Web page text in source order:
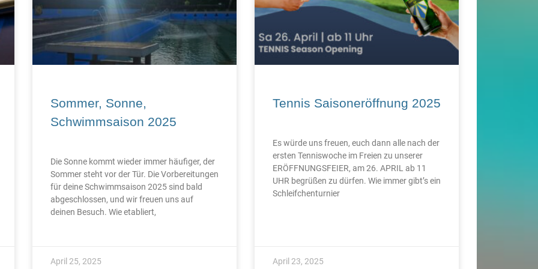
Sommer, Sonne,
Schwimmsaison 2025
Die Sonne kommt wieder immer häufiger, der
Sommer steht vor der Tür. Die Vorbereitungen
für deine Schwimmsaison 2025 sind bald
abgeschlossen, und wir freuen uns auf
deinen Besuch. Wie etabliert,
April 25, 2025
Tennis Saisoneröffnung 2025
Es würde uns freuen, euch dann alle nach der
ersten Tenniswoche im Freien zu unserer
ERÖFFNUNGSFEIER, am 26. APRIL ab 11
UHR begrüßen zu dürfen. Wie immer gibt’s ein
Schleifchenturnier
April 23, 2025